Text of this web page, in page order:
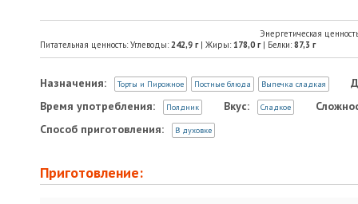
Энергетическая
Питательная ценность: Углеводы: 242,9 г| Жиры: 178,0 г| Белки: 87,3 г
Назначения: Торты и Пирожное Постные блюда Выпечка сладкая
Время употребления:
Полдник Вкус: Сладкое
Способ приготовления:
В духовке
Приготовление: